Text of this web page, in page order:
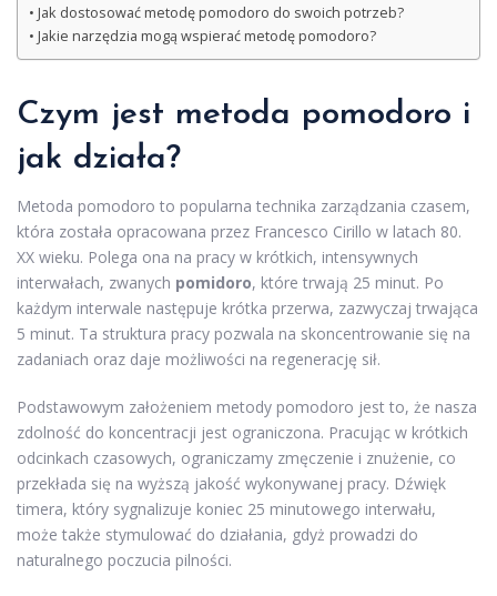
Jak dostosować metodę pomodoro do swoich potrzeb?
Jakie narzędzia mogą wspierać metodę pomodoro?
Czym jest metoda pomodoro i
jak działa?
Metoda pomodoro to popularna technika zarządzania czasem,
która została opracowana przez Francesco Cirillo w latach 80.
XX wieku. Polega ona na pracy w krótkich, intensywnych
interwałach, zwanych pomidoro, które trwają 25 minut. Po
każdym interwale następuje krótka przerwa, zazwyczaj trwająca
5 minut. Ta struktura pracy pozwala na skoncentrowanie się na
zadaniach oraz daje możliwości na regenerację sił.
Podstawowym założeniem metody pomodoro jest to, że nasza
zdolność do koncentracji jest ograniczona. Pracując w krótkich
odcinkach czasowych, ograniczamy zmęczenie i znużenie, co
przekłada się na wyższą jakość wykonywanej pracy. Dźwięk
timera, który sygnalizuje koniec 25 minutowego interwału,
może także stymulować do działania, gdyż prowadzi do
naturalnego poczucia pilności.